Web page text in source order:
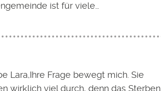
ist für viele…
Lara,Ihre Frage bewegt mich. Sie
wirklich viel durch, denn das Sterben